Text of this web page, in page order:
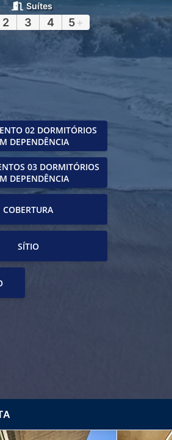
Suítes
2 3 4 5+
02 DORMITÓRIOS
DEPENDÊNCIA
03 DORMITÓRIOS
DEPENDÊNCIA
COBERTURA
SÍTIO